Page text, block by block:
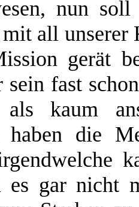
nun
all unserer
gerät
fast
kaum
haben die
es gar nicht